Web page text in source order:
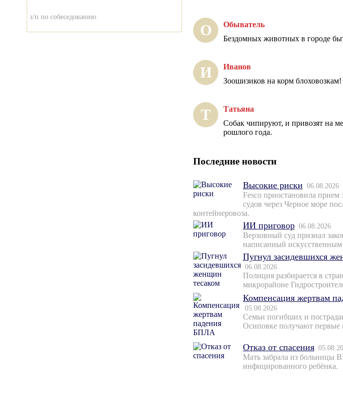
з/п по собеседованию
О Обыватель
Бездомных животных в городе
И Иванов
Зоошизиков на корм блоховозкам!
Т Татьяна
Собак чипируют, и привозят на
рошлого года.
Последние новости
Высокие риски 06.08.2026
Fesco приостановила прием
судов через Черное море
контейнеровоза.
ИИ приговор 06.08.2026
Верховный суд признал
написанный искусственным
Пугнул засидевшихся
06.08.2026
Полиция разбирается в
микрорайоне
Компенсация жертвам
05.08.2026
Семьи погибших и
Осиповке получают первые
Отказ от спасения
Мать забрала из больницы
инфицированного ребёнка.